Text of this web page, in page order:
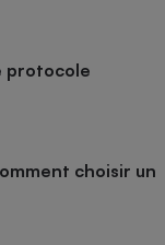
protocole
choisir un